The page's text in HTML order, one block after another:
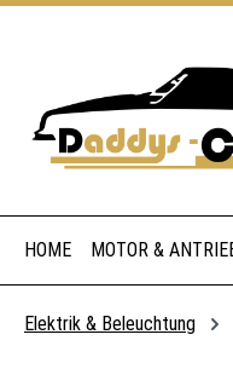
HOME MOTOR &
Elektrik & Beleuchtung